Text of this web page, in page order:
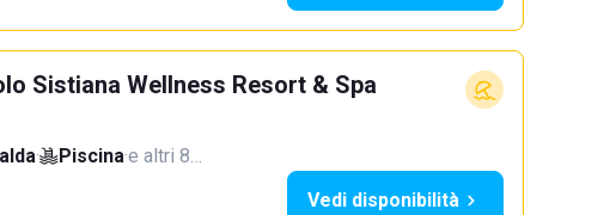
Sistiana Wellness Resort & Spa
· Piscina·e altri 8…
Vedi disponibilità